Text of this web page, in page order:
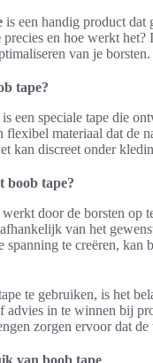
is een handig product dat
precies en hoe werkt
van je borsten.
tape?
een speciale tape die
flexibel materiaal dat de
kan discreet onder
boob tape?
door de borsten op
van het
spanning te creëren, kan
te gebruiken, is het
advies in te winnen bij
zorgen ervoor dat
van boob tape